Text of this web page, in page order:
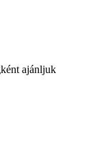
ajánljuk